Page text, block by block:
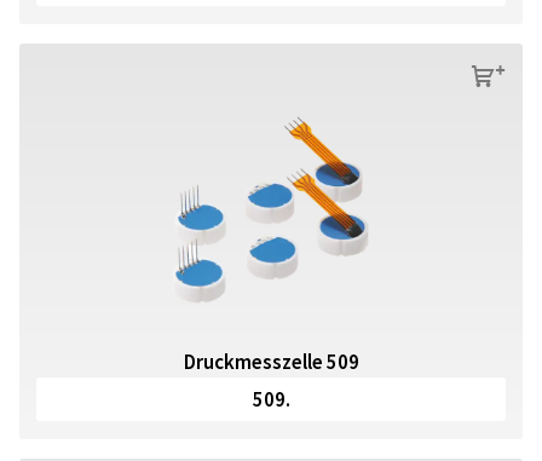
s
Druckmesszelle 509
509.